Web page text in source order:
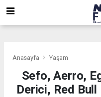
Anasayfa Yaşam
Sefo, Aerro,
Derici, Red Bull